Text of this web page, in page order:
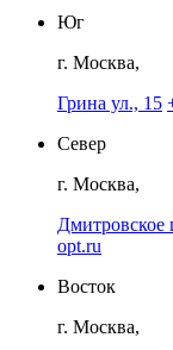
Юг
г. Москва,
Грина ул., 15
Север
г. Москва,
Дмитровское
opt.ru
Восток
г. Москва,